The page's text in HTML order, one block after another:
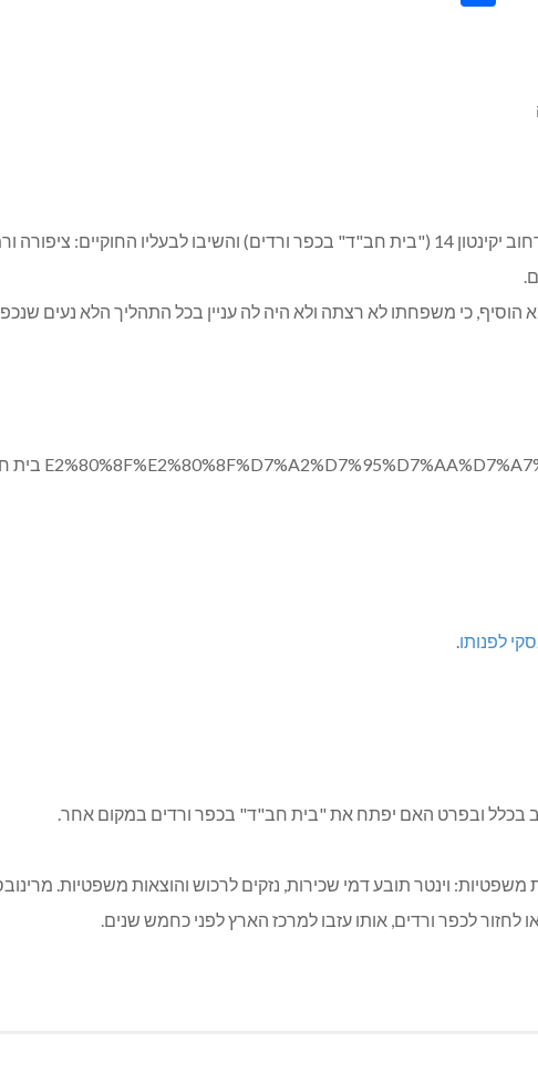
בסוף שבוע שעבר פינה עמיחי מרינובסקי את הבית ברחוב יקינטון 14 ("בית חב"ד" בכפר ורדים)
הוסיף, כי משפחתו לא רצתה ולא היה לה עניין בכל התהליך הלא נעים
לפנותו.
בכלל ובפרט האם יפתח את "בית חב"ד" בכפר ורדים במקום אחר.
משפטיות: וינטר תובע דמי שכירות, נזקים לרכוש והוצאות משפטיות.
לכפר ורדים, אותו עזבו למרכז הארץ לפני כחמש שנים.